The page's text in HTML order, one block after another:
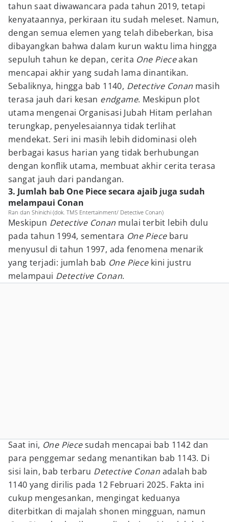
tahun saat diwawancara pada tahun 2019, tetapi
kenyataannya, perkiraan itu sudah meleset. Namun,
dengan semua elemen yang telah dibeberkan, bisa
dibayangkan bahwa dalam kurun waktu lima hingga
sepuluh tahun ke depan, cerita One Pieceakan
mencapai akhir yang sudah lama dinantikan.
Sebaliknya, hingga bab 1140, Detective Conan masih
terasa jauh dari kesan endgame. Meskipun plot
utama mengenai Organisasi Jubah Hitam perlahan
terungkap, penyelesaiannya tidak terlihat
mendekat. Seri ini masih lebih didominasi oleh
berbagai kasus harian yang tidak berhubungan
dengan konflik utama, membuat akhir cerita terasa
sangat jauh dari pandangan.
3. Jumlah bab One Piece secara ajaib juga sudah
melampaui Conan
Ran dan Shinichi (dok. TMS Entertainment/ Detective Conan)
Meskipun Detective Conan mulai terbit lebih dulu
pada tahun 1994, sementara One Piecebaru
menyusul di tahun 1997, ada fenomena menarik
yang terjadi: jumlah bab One Piecekini justru
melampaui Detective Conan.
Saat ini, One Piecesudah mencapai bab 1142 dan
para penggemar sedang menantikan bab 1143. Di
sisi lain, bab terbaru Detective Conan adalah bab
1140 yang dirilis pada 12 Februari 2025. Fakta ini
cukup mengesankan, mengingat keduanya
diterbitkan di majalah shonen mingguan, namun